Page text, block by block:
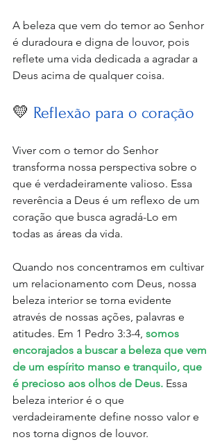
A beleza que vem do temor ao Senhor
é duradoura e digna de louvor, pois
reflete uma vida dedicada a agradar a
Deus acima de qualquer coisa.
💛 Reflexão para o coração
Viver com o temor do Senhor
transforma nossa perspectiva sobre o
que é verdadeiramente valioso. Essa
reverência a Deus é um reflexo de um
coração que busca agradá-Lo em
todas as áreas da vida.
Quando nos concentramos em cultivar
um relacionamento com Deus, nossa
beleza interior se torna evidente
através de nossas ações, palavras e
atitudes. Em 1 Pedro 3:3-4, somos
encorajados a buscar a beleza que vem
de um espírito manso e tranquilo, que
é precioso aos olhos de Deus. Essa
beleza interior é o que
verdadeiramente define nosso valor e
nos torna dignos de louvor.